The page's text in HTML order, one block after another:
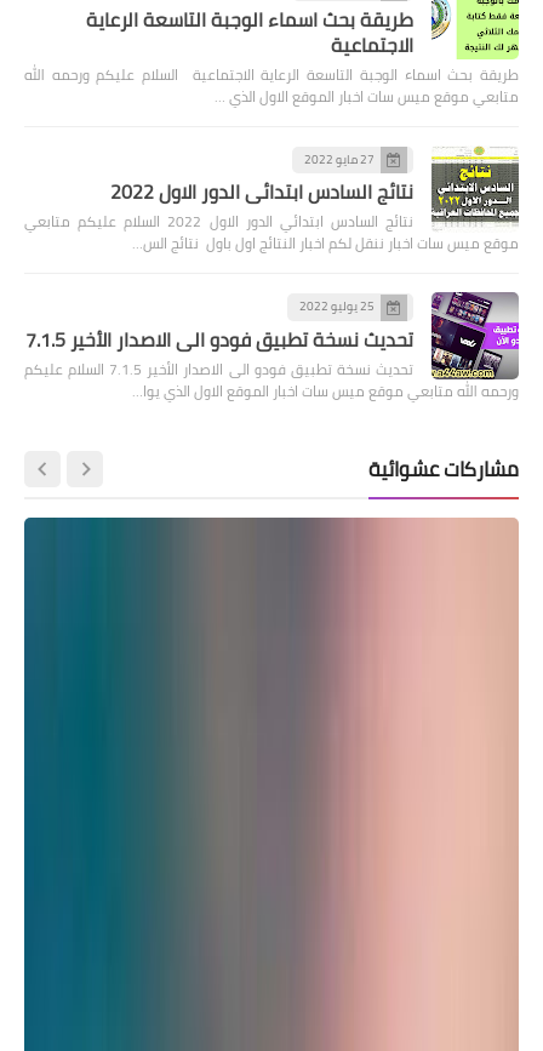
طريقة بحث اسماء الوجبة التاسعة الرعاية
الاجتماعية
طريقة بحث اسماء الوجبة التاسعة الرعاية الاجتماعية السلام عليكم ورحمه الله
متابعي موقع ميس سات اخبار الموقع الاول الذي …
27 مايو 2022
نتائج السادس ابتدائي الدور الاول 2022
نتائج السادس ابتدائي الدور الاول 2022 السلام عليكم متابعي
موقع ميس سات اخبار ننقل لكم اخبار النتائج اول باول نتائج الس…
25 يوليو 2022
تحديث نسخة تطبيق فودو الى الاصدار الأخير 7.1.5
تحديث نسخة تطبيق فودو الى الاصدار الأخير 7.1.5 السلام عليكم
ورحمه الله متابعي موقع ميس سات اخبار الموقع الاول الذي يوا…
مشاركات عشوائية